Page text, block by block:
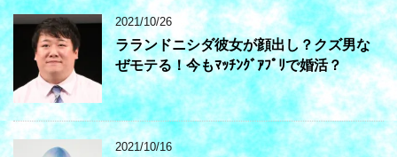
2021/10/26
ラランドニシダ彼女が顔出し？クズ男な
ぜモテる！今もﾏｯﾁﾝｸﾞｱﾌﾟﾘで婚活？
2021/10/16